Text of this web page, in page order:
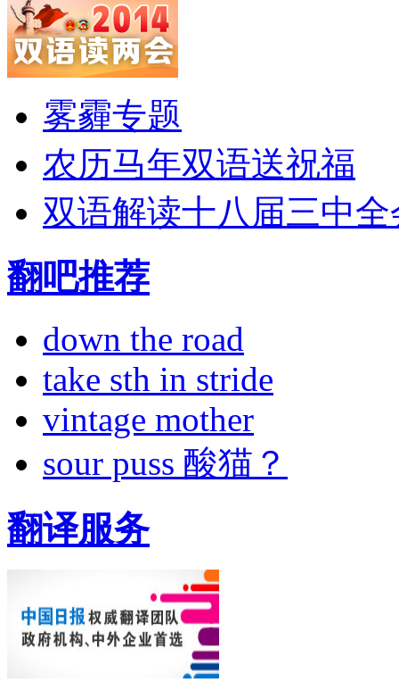
雾霾专题
农历马年双语送祝福
双语解读十八届三中全
翻吧推荐
down the road
take sth in stride
vintage mother
sour puss 酸猫？
翻译服务